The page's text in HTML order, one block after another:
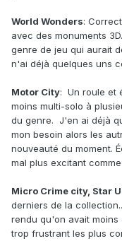
World Wonders:
avec des monuments
genre de jeu qui aurait
n'ai déjà quelques uns
Motor City: Un roule et
moins multi-solo à
du genre. J'en ai déjà
mon besoin alors les
nouveauté du moment.
mal plus excitant
Micro Crime city, Star
derniers de la
rendu qu'on avait
trop frustrant les plus